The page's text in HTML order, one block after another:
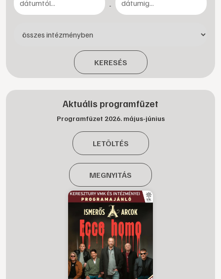
-
KERESÉS
Aktuális programfüzet
Programfüzet 2026. május-június
LETÖLTÉS
MEGNYITÁS